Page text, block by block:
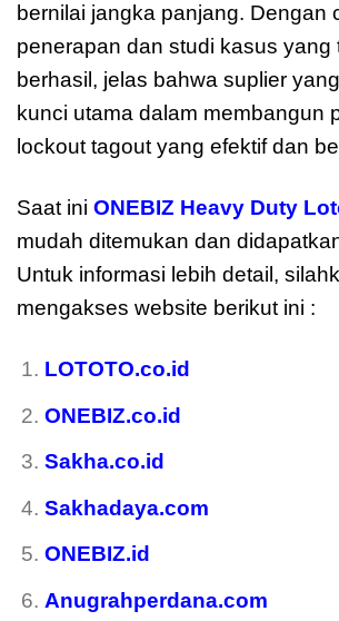
bernilai jangka panjang. Dengan
penerapan dan studi kasus yang
berhasil, jelas bahwa suplier
kunci utama dalam membangun
lockout tagout yang efektif dan
Saat ini ONEBIZ Heavy Duty
mudah ditemukan dan
Untuk informasi lebih detail,
mengakses website berikut ini :
LOTOTO.co.id
ONEBIZ.co.id
Sakha.co.id
Sakhadaya.com
ONEBIZ.id
Anugrahperdana.com